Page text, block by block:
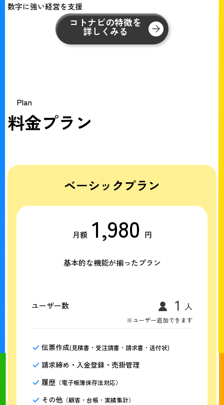
数字に強い経営を支援
コトナビの特徴を
詳しくみる
Plan
料金プラン
ベーシックプラン
月額 1,980 円
基本的な機能が揃ったプラン
ユーザー数
※ユーザー追加できます
伝票作成(見積書・受注請書・請求書・送付状)
請求締め・入金登録・売掛管理
履歴 （電子帳簿保存法対応）
その他 （顧客・台帳・実績集計）